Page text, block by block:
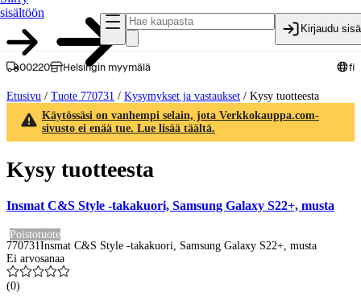
sisältöön
Kirjaudu
00220 Helsingin myymälä fi
Etusivu / Tuote 770731 / Kysymykset ja vastaukset / Kysy tuotteesta
Käytössäsi on vanhempi selain, jota Verkkokauppa.com-
sivusto ei enää tue. Lue lisää täältä.
Kysy tuotteesta
Insmat C&S Style -takakuori, Samsung Galaxy S22+, musta
Poistotuote
770731 Insmat C&S Style -takakuori, Samsung Galaxy S22+, musta
Ei arvosanaa
(0)